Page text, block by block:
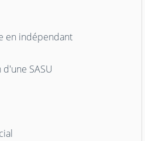
en indépendant
SASU